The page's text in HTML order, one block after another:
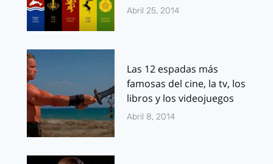
Abril 25, 2014
Las 12 espadas más
famosas del cine, la tv, los
libros y los videojuegos
Abril 8, 2014